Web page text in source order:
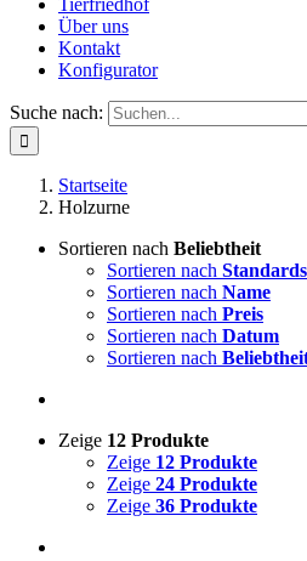
Tierfriedhof
Über uns
Kontakt
Konfigurator
Suche nach:
Startseite
Holzurne
Sortieren nach Beliebtheit
Sortieren nach
Sortieren nach Name
Sortieren nach Preis
Sortieren nach Datum
Sortieren nach
Zeige 12 Produkte
Zeige 12 Produkte
Zeige 24 Produkte
Zeige 36 Produkte